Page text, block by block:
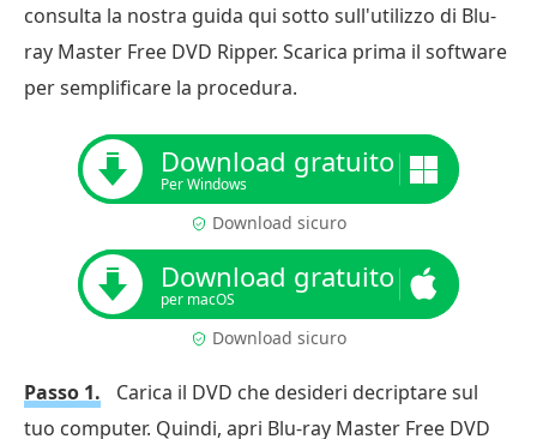
consulta la nostra guida qui sotto sull'utilizzo di Blu-
ray Master Free DVD Ripper. Scarica prima il software
per semplificare la procedura.
Download gratuito
Per Windows
Download sicuro
Download gratuito
per macOS
Download sicuro
Passo 1.
Carica il DVD che desideri decriptare sul
tuo computer. Quindi, apri Blu-ray Master Free DVD